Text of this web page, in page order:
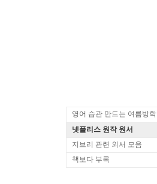
영어 습관 만드는 여름방학
넷플리스 원작 원서
지브리 관련 외서 모음
책보다 부록